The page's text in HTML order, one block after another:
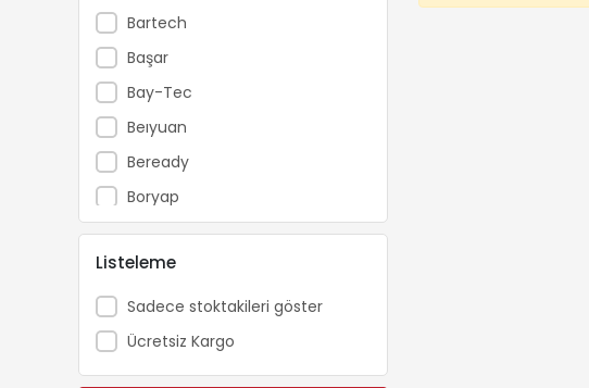
Bartech
Başar
Bay-Tec
Beıyuan
Beready
Boryap
Brofar
Bursa Tohum
Carlton
Catpower
Cifarelli
Listeleme
Sadece stoktakileri göster
Ücretsiz Kargo